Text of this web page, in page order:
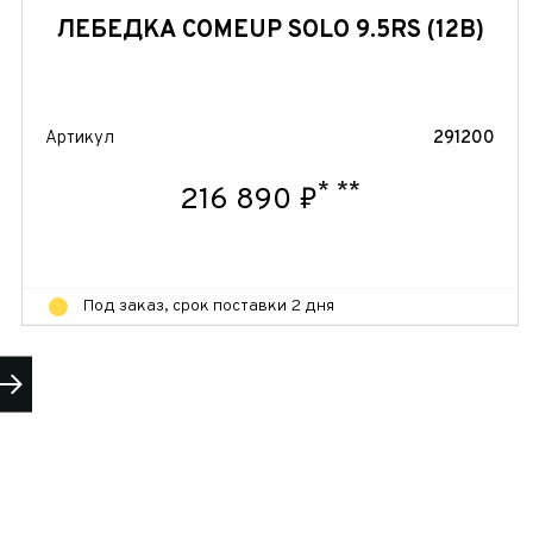
ЛЕБЕДКА COMEUP SOLO 9.5RS (12В)
Артикул 291200
216 890 ₽* **
Под заказ, срок поставки 2 дня